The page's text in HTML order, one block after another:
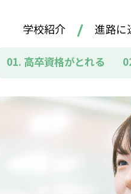
学校紹介 進路に